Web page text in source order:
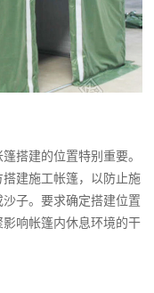
搭建的位置特别重要。
建施工帐篷，以防止施
子。要求确定搭建位置
响帐篷内休息环境的干